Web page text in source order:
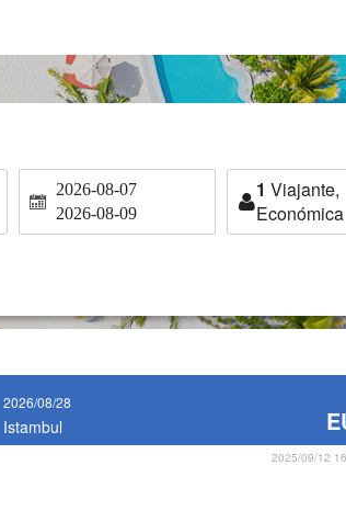
2026-08-07
2026-08-09
1 Viajante,
Económica
2026/08/28
Istambul
2025/09/12